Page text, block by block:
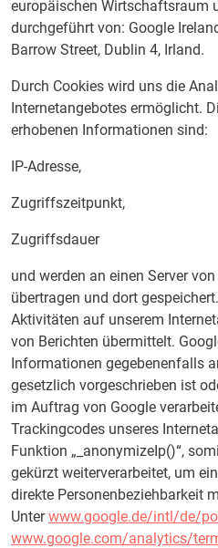
europäischen Wirtschaftsraum
durchgeführt von: Google
Barrow Street, Dublin 4, Irland.
Durch Cookies wird uns die
Internetangebotes ermöglicht.
erhobenen Informationen sind:
IP-Adresse,
Zugriffszeitpunkt,
Zugriffsdauer
und werden an einen Server
übertragen und dort
Aktivitäten auf unserem
von Berichten übermittelt.
Informationen gegebenenfalls
gesetzlich vorgeschrieben ist
im Auftrag von Google
Trackingcodes unseres
Funktion „_anonymizeIp()“,
gekürzt weiterverarbeitet, um
direkte Personenbeziehbarkeit
Unterwww.google.de/intl/de/
www.google.com/analytics/